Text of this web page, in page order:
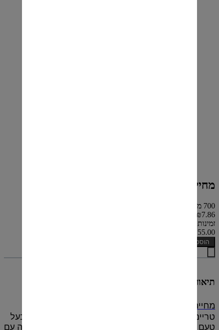
מחייה 13 שקדים (רוזטה) 700 מ"ל
700 מ"ל
₪7.86 ל 100 מ"ל
זמינות: קיים במלאי
₪55.00
הוספה לסל
תיאור
מחייה 13
טריים בשילוב עם אניס ואלכוהול. הוא קליל ופירותי, בעל
טעם אניסי ו-13% אלכוהול, זורם בישיבות, הולך מעולה עם